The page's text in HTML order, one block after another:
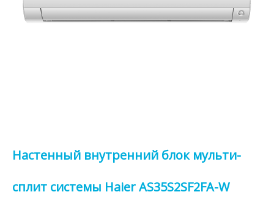
Настенный внутренний блок мульти-
сплит системы Haier AS35S2SF2FA-W